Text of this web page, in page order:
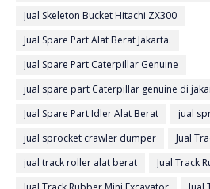
Jual Skeleton Bucket Hitachi ZX300
Jual Spare Part Alat Berat Jakarta.
Jual Spare Part Caterpillar Genuine
jual spare part Caterpillar genuine di
Jual Spare Part Idler Alat Berat
jual
jual sprocket crawler dumper
Jual
jual track roller alat berat
Jual Track